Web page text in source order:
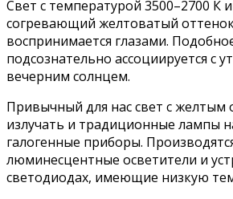
Свет с температурой 3500–2700 К
согревающий желтоватый
воспринимается глазами.
подсознательно ассоциируется с
вечерним солнцем.
Привычный для нас свет с желтым
излучать и традиционные лампы
галогенные приборы.
люминесцентные осветители и
светодиодах, имеющие низкую